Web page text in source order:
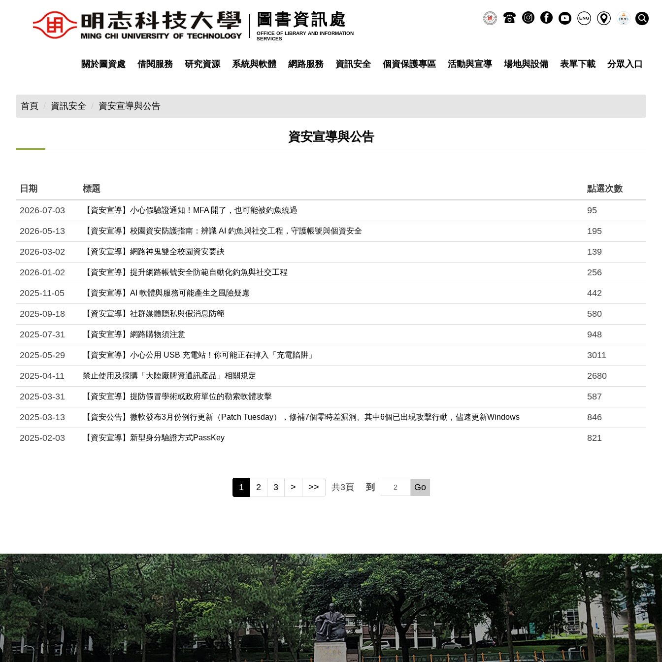
圖書資訊處
OFFICE OF LIBRARY AND INFORMATION
SERVICES
關於圖資處 借閱服務 研究資源 系統與軟體 網路服務 資訊安全 個資保護專區 活動與宣導 場地與設備 表單下載 分眾入口
首頁 資訊安全 資安宣導與公告
資安宣導與公告
日期 標題 點選次數
2026-07-03 【資安宣導】小心假驗證通知！MFA 開了，也可能被釣魚繞過 95
2026-05-13 【資安宣導】校園資安防護指南：辨識 AI 釣魚與社交工程，守護帳號與個資安全 195
2026-03-02 【資安宣導】網路神鬼雙全校園資安要訣 139
2026-01-02 【資安宣導】提升網路帳號安全防範自動化釣魚與社交工程 256
2025-11-05 【資安宣導】AI 軟體與服務可能產生之風險疑慮 442
2025-09-18 【資安宣導】社群媒體隱私與假消息防範 580
2025-07-31 【資安宣導】網路購物須注意 948
2025-05-29 【資安宣導】小心公用 USB 充電站！你可能正在掉入「充電陷阱」 3011
2025-04-11 禁止使用及採購「大陸廠牌資通訊產品」相關規定 2680
2025-03-31 【資安宣導】提防假冒學術或政府單位的勒索軟體攻擊 587
2025-03-13 【資安公告】微軟發布3月份例行更新（Patch Tuesday），修補7個零時差漏洞、其中6個已出現攻擊行動，儘速更新Windows 846
2025-02-03 【資安宣導】新型身分驗證方式PassKey 821
1 2 3 > >> 共3頁 到 Go